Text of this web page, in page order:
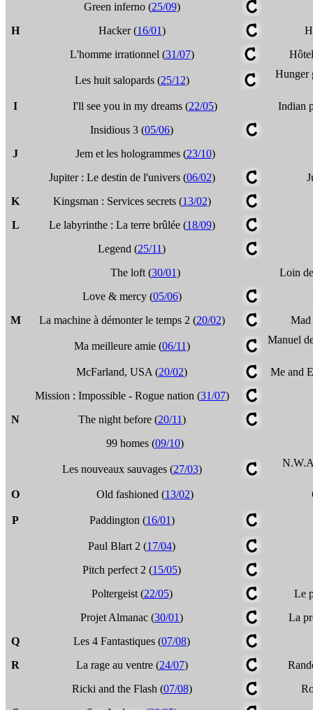
Green inferno (25/09)
H
Hacker (16/01)
L'homme irrationnel (31/07)
Les huit salopards (25/12)
Hunger
I I'll see you in my dreams (22/05)
Indian
Insidious 3 (05/06)
J
Jem et les hologrammes (23/10)
Jupiter : Le destin de l'univers (06/02)
K
Kingsman : Services secrets (13/02)
L
Le labyrinthe : La terre brûlée (18/09)
Legend (25/11)
The loft (30/01)
Loin
Love & mercy (05/06)
M
La machine à démonter le temps 2 (20/02) Mad
Ma meilleure amie (06/11)
Manuel
McFarland, USA (20/02)
Me and
Mission : Impossible - Rogue nation (31/07)
N
The night before (20/11)
99 homes (09/10)
Les nouveaux sauvages (27/03)
O Old fashioned (13/02)
P Paddington (16/01)
Paul Blart 2 (17/04)
Pitch perfect 2 (15/05)
Poltergeist (22/05)
Le
Projet Almanac (30/01)
La
Q
Les 4 Fantastiques (07/08)
R
La rage au ventre (24/07)
Ricki and the Flash (07/08)